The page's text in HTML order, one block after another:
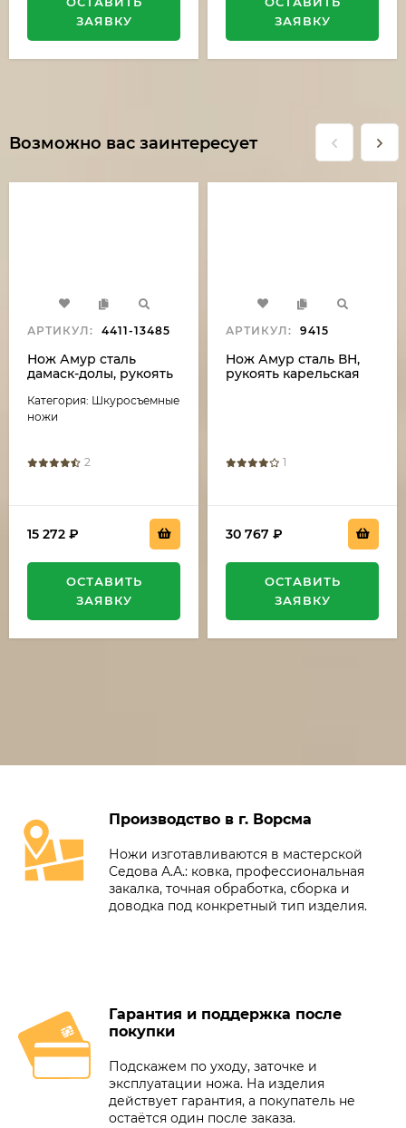
ЗАЯВКУ
ЗАЯВКУ
Возможно вас заинтересует
АРТИКУЛ: 4411-13485
Нож Амур сталь
дамаск-долы, рукоять
Категория: Шкуросъемные
ножи
2
15 272 ₽
ОСТАВИТЬ
ЗАЯВКУ
АРТИКУЛ: 9415
Нож Амур сталь ВН,
рукоять карельская
1
30 767 ₽
ОСТАВИТЬ
ЗАЯВКУ
Производство в г. Ворсма
Ножи изготавливаются в мастерской
Седова А.А.: ковка, профессиональная
закалка, точная обработка, сборка и
доводка под конкретный тип изделия.
Гарантия и поддержка после
покупки
Подскажем по уходу, заточке и
эксплуатации ножа. На изделия
действует гарантия, а покупатель не
остаётся один после заказа.